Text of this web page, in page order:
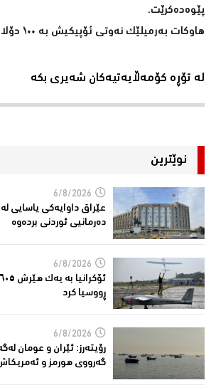
پێوەدەکرێت.
هاوکات بەرمیلێک نەوتی ئۆپیکیش بە ١٠٠ دۆلار و ٤٠ سەنتە
لە تۆڕە کۆمەڵایەتیەکان شەیری بکە
نوێترین
6/8/2026
عێراق داوایەکی یاسایی
دەرمانیى ئوردنی بردەوە
6/8/2026
ڕووسیا کرد
6/8/2026
رۆیتەرز: ئێران و عومان
گەرووی هورمز و